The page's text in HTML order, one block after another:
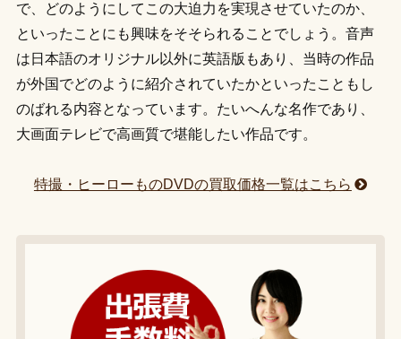
で、どのようにしてこの大迫力を実現させていたのか、
といったことにも興味をそそられることでしょう。音声
は日本語のオリジナル以外に英語版もあり、当時の作品
が外国でどのように紹介されていたかといったこともし
のばれる内容となっています。たいへんな名作であり、
大画面テレビで高画質で堪能したい作品です。
特撮・ヒーローものDVDの買取価格一覧はこちら